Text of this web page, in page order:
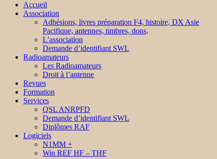
Accueil
Association
Adhésions, livres préparation F4, histoire, DX Asie
Pacifique, antennes, timbres, dons,
L’association
Demande d’identifiant SWL
Radioamateurs
Les Radioamateurs
Droit à l’antenne
Revues
Formation
Services
QSL ANRPFD
Demande d’identifiant SWL
Diplômes RAF
Logiciels
N1MM +
Win REF HF – THF